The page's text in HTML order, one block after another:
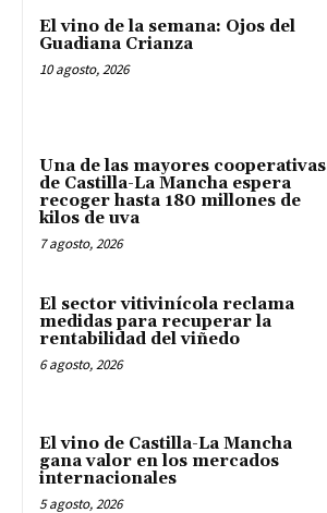
El vino de la semana: Ojos del
Guadiana Crianza
10 agosto, 2026
Una de las mayores cooperativas
de Castilla-La Mancha espera
recoger hasta 180 millones de
kilos de uva
7 agosto, 2026
El sector vitivinícola reclama
medidas para recuperar la
rentabilidad del viñedo
6 agosto, 2026
El vino de Castilla-La Mancha
gana valor en los mercados
internacionales
5 agosto, 2026